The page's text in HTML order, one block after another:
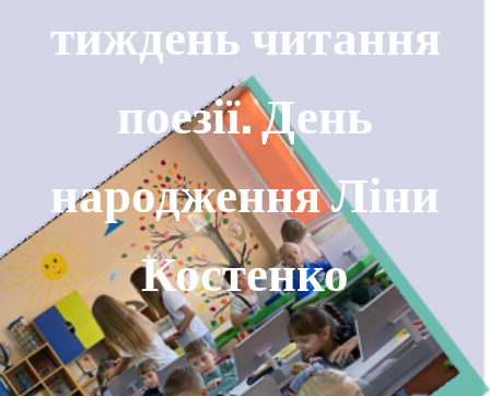
тиждень читання
поезії. День
народження Ліни
Костенко